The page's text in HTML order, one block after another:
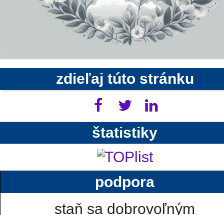
zdieľaj túto stránku
štatistiky
podpora
staň sa dobrovoľným